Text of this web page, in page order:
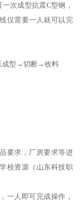
次成型抗震C型钢，
仅需要一人就可以完
成型→切断→收料
要求，厂房要求等进
校资源（山东科技职
一人即可完成操作，